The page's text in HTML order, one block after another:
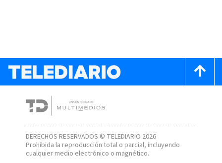
DERECHOS RESERVADOS © TELEDIARIO 2026
Prohibida la reproducción total o parcial, incluyendo
cualquier medio electrónico o magnético.